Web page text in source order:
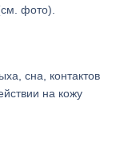
фото).
сна, контактов
на кожу